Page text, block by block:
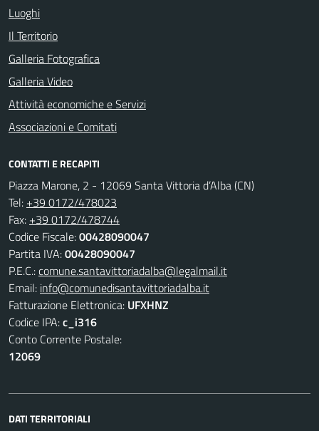
Luoghi
Il Territorio
Galleria Fotografica
Galleria Video
Attività economiche e Servizi
Associazioni e Comitati
CONTATTI E RECAPITI
Piazza Marone, 2 - 12069 Santa Vittoria d’Alba (CN)
Tel: +39 0172/478023
Fax: +39 0172/478744
Codice Fiscale:00428090047
Partita IVA:00428090047
P.E.C.:comune.santavittoriadalba@legalmail.it
Email: info@comunedisantavittoriadalba.it
Fatturazione Elettronica: UFXHNZ
Codice IPA:c_i316
Conto Corrente Postale:
12069
DATI TERRITORIALI